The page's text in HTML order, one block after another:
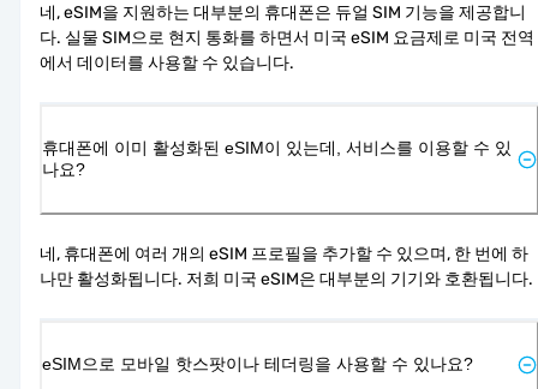
네, eSIM을 지원하는 대부분의 휴대폰은 듀얼 SIM 기능을 제공합니
다. 실물 SIM으로 현지 통화를 하면서 미국 eSIM 요금제로 미국 전역
에서 데이터를 사용할 수 있습니다.
휴대폰에 이미 활성화된 eSIM이 있는데, 서비스를 이용할 수 있
나요?
네, 휴대폰에 여러 개의 eSIM 프로필을 추가할 수 있으며, 한 번에 하
나만 활성화됩니다. 저희 미국 eSIM은 대부분의 기기와 호환됩니다.
eSIM으로 모바일 핫스팟이나 테더링을 사용할 수 있나요?